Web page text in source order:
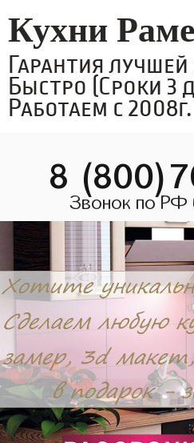
Кухни
Гарантия
Быстро (Сроки 3
Работаем с 2008г.
8
Звонок по РФ